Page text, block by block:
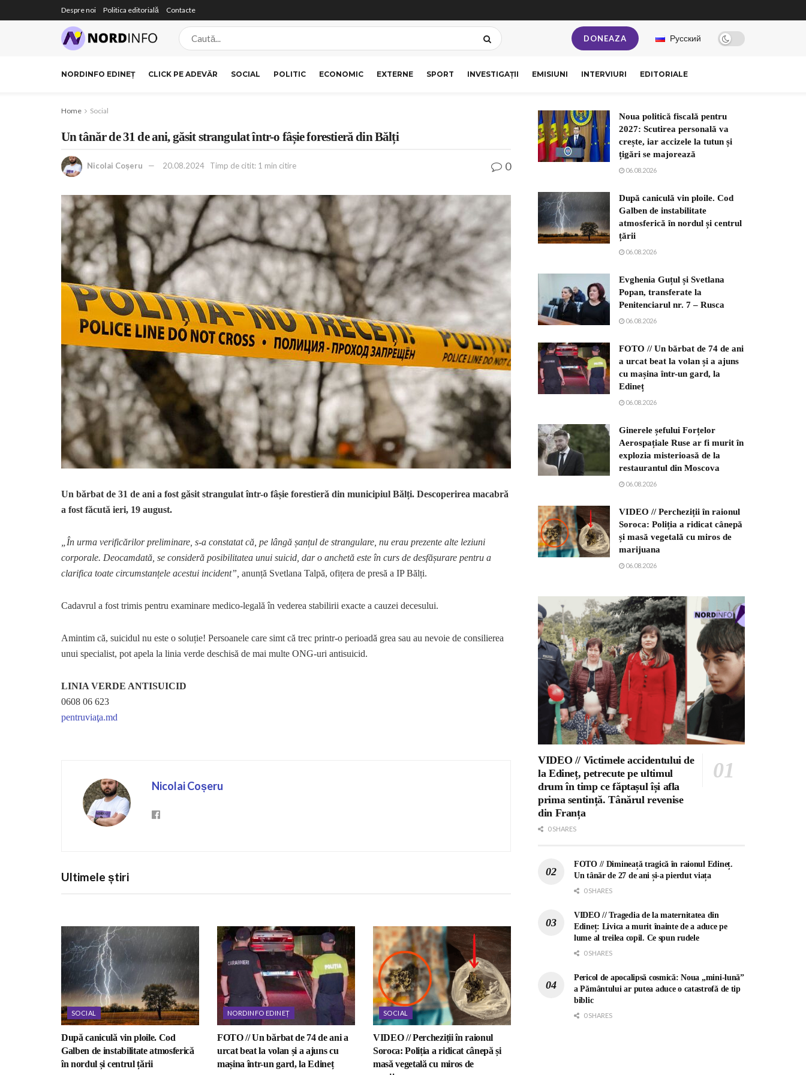
Despre noi Politica editorială Contacte
DONEAZA Русский
NORDINFO EDINEȚ CLICK PE ADEVĂR SOCIAL POLITIC ECONOMIC EXTERNE SPORT INVESTIGAȚII EMISIUNI INTERVIURI EDITORIALE
Home Social
Un tânăr de 31 de ani, găsit strangulat într-o fâșie forestieră din Bălți
Nicolai Coșeru 20.08.2024 Timp de citit: 1 min citire 0
Un bărbat de 31 de ani a fost găsit strangulat într-o fâșie forestieră din municipiul Bălți. Descoperirea macabră
a fost făcută ieri, 19 august.
„În urma verificărilor preliminare, s-a constatat că, pe lângă șanțul de strangulare, nu erau prezente alte leziuni
corporale. Deocamdată, se consideră posibilitatea unui suicid, dar o anchetă este în curs de desfășurare pentru a
clarifica toate circumstanțele acestui incident”, anunță Svetlana Talpă, ofițera de presă a IP Bălți.
Cadavrul a fost trimis pentru examinare medico-legală în vederea stabilirii exacte a cauzei decesului.
Amintim că, suicidul nu este o soluție! Persoanele care simt că trec printr-o perioadă grea sau au nevoie de consilierea
unui specialist, pot apela la linia verde deschisă de mai multe ONG-uri antisuicid.
LINIA VERDE ANTISUICID
0608 06 623
pentruviaţa.md
Nicolai Coșeru
Ultimele știri
SOCIAL
După caniculă vin ploile. Cod
Galben de instabilitate atmosferică
în nordul și centrul țării
NORDINFO EDINEȚ
FOTO // Un bărbat de 74 de ani a
urcat beat la volan și a ajuns cu
mașina într-un gard, la Edineț
SOCIAL
VIDEO // Percheziții în raionul
Soroca: Poliția a ridicat cânepă și
masă vegetală cu miros de
Noua politică fiscală pentru
2027: Scutirea personală va
crește, iar accizele la tutun și
țigări se majorează
06.08.2026
După caniculă vin ploile. Cod
Galben de instabilitate
atmosferică în nordul și centrul
țării
06.08.2026
Evghenia Guțul și Svetlana
Popan, transferate la
Penitenciarul nr. 7 – Rusca
06.08.2026
FOTO // Un bărbat de 74 de ani
a urcat beat la volan și a ajuns
cu mașina într-un gard, la
Edineț
06.08.2026
Ginerele șefului Forțelor
Aerospațiale Ruse ar fi murit în
explozia misterioasă de la
restaurantul din Moscova
06.08.2026
VIDEO // Percheziții în raionul
Soroca: Poliția a ridicat cânepă
și masă vegetală cu miros de
marijuana
06.08.2026
VIDEO // Victimele accidentului de
la Edineț, petrecute pe ultimul
drum în timp ce făptașul își afla
prima sentință. Tânărul revenise
din Franța
0 SHARES
FOTO // Dimineață tragică în raionul Edineț.
Un tânăr de 27 de ani și-a pierdut viața
0 SHARES
VIDEO // Tragedia de la maternitatea din
Edineț: Livica a murit înainte de a aduce pe
lume al treilea copil. Ce spun rudele
0 SHARES
Pericol de apocalipsă cosmică: Noua „mini-lună”
a Pământului ar putea aduce o catastrofă de tip
biblic
0 SHARES